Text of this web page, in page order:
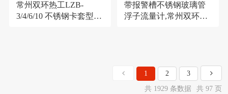
常州双环热工LZB-
3/4/6/10 不锈钢卡套型微
带报警槽不锈钢玻璃管
浮子流量计,常州双环
1 2
3
共 1929 条数据
共 97 页